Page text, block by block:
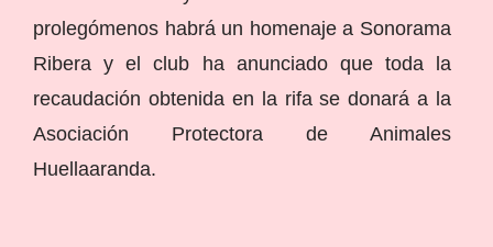
prolegómenos habrá un homenaje a Sonorama
Ribera y el club ha anunciado que toda la
recaudación obtenida en la rifa se donará a la
Asociación Protectora de Animales
Huellaaranda.